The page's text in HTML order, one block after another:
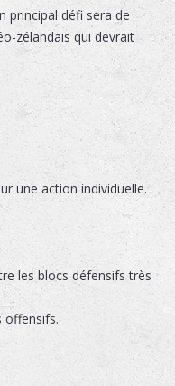
principal défi sera de
zélandais qui devrait
une action individuelle.
les blocs défensifs très
offensifs.